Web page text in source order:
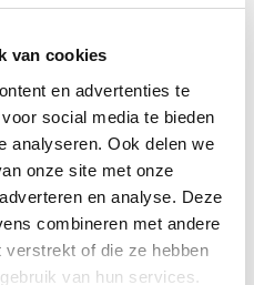
van cookies
en advertenties te
social media te bieden
analyseren. Ook delen we
onze site met onze
en analyse. Deze
combineren met andere
verstrekt of die ze hebben
van hun services.
van gouden en
artistieke weergave
mythologische verhalen.
een uitnodiging om te
geschiedenis, terwijl je